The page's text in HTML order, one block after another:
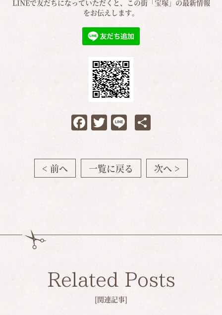
LINEで友だちになっていただくと、この街「宝塚」の最新情報
をお伝えします。
Facebook
Twitter
Line
< 前へ 一覧に戻る 次へ >
Related Posts
[関連記事]